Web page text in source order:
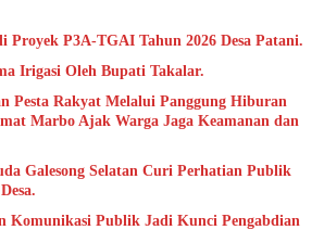
Proyek P3A-TGAI Tahun 2026 Desa Patani.
Irigasi Oleh Bupati Takalar.
Pesta Rakyat Melalui Panggung Hiburan
Marbo Ajak Warga Jaga Keamanan dan
Galesong Selatan Curi Perhatian Publik
Komunikasi Publik Jadi Kunci Pengabdian